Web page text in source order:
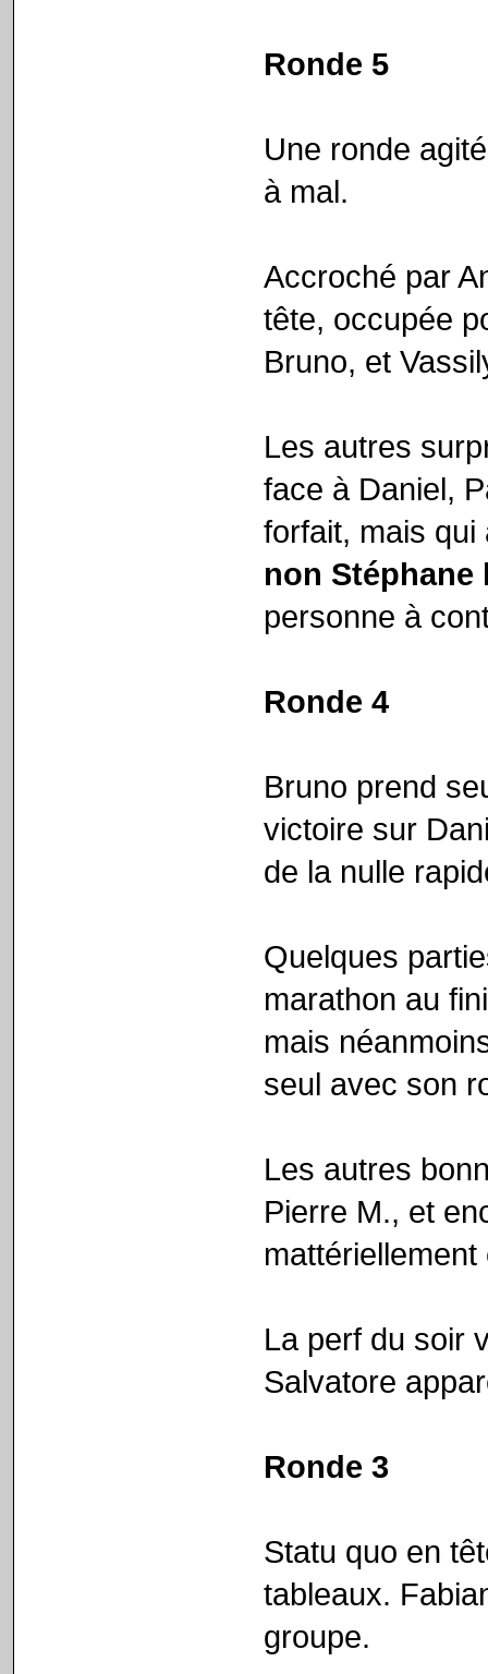
Ronde 5
Une ronde
à mal.
Accroché par
tête, occupée
Bruno, et
Les autres
face à Daniel,
forfait, mais
non Stéphane
personne à
Ronde 4
Bruno prend
victoire sur
de la nulle
Quelques
marathon au
mais
seul avec son
Les autres
Pierre M., et
La perf du soir
Salvatore
Ronde 3
Statu quo en
tableaux.
groupe.